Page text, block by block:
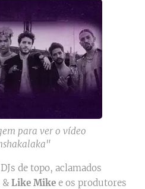
para ver o vídeo
de topo, aclamados
& Like Mike e os produtores